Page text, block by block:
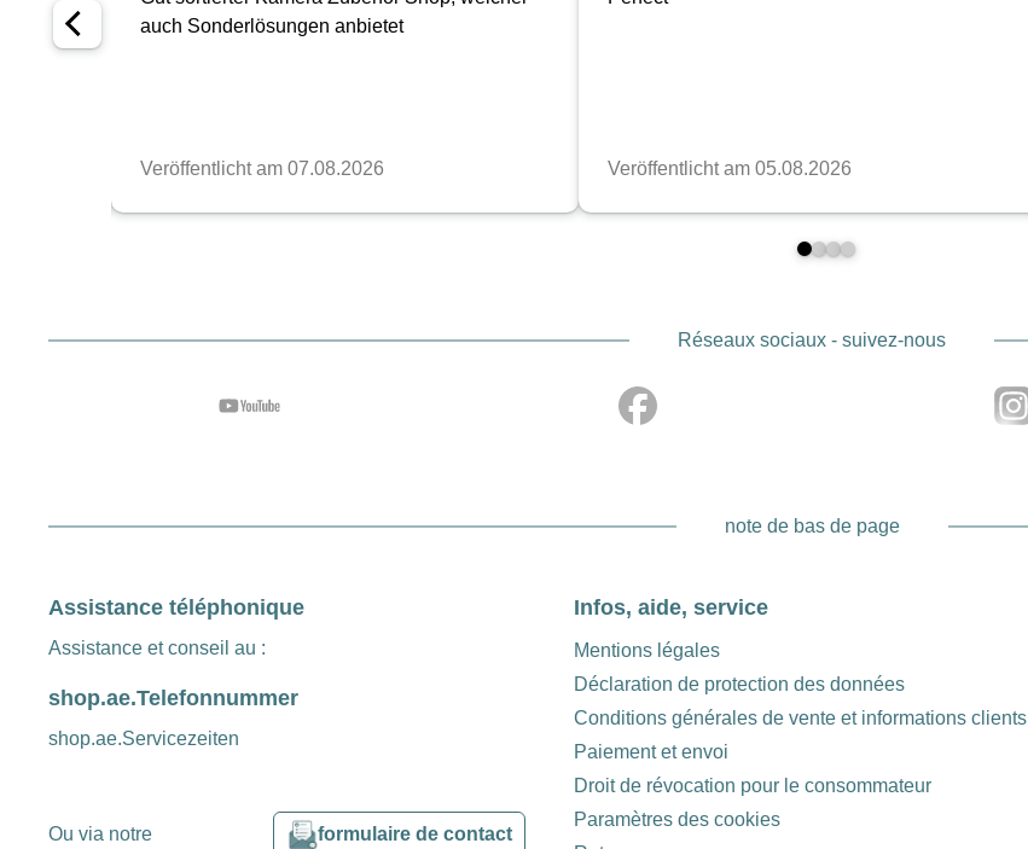
Réseaux sociaux - suivez-nous
note de bas de page
Assistance téléphonique
Assistance et conseil au :
shop.ae.Telefonnummer
shop.ae.Servicezeiten
Ou via notre formulaire de contact
Infos, aide, service
Mentions légales
Déclaration de protection des données
Conditions générales de vente et informations clients
Paiement et envoi
Droit de révocation pour le consommateur
Paramètres des cookies